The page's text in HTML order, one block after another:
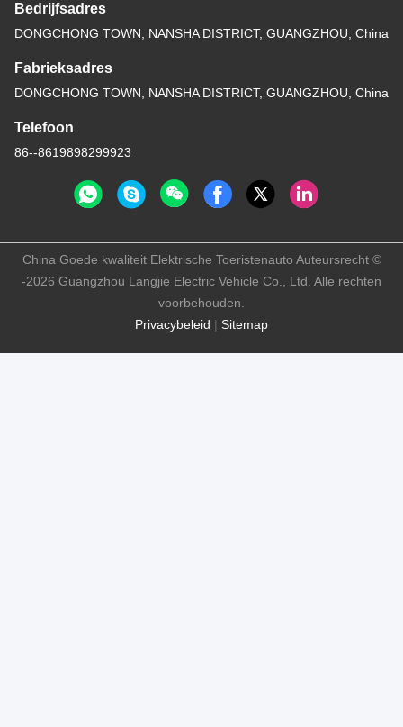
Bedrijfsadres
DONGCHONG TOWN, NANSHA DISTRICT, GUANGZHOU, China
Fabrieksadres
DONGCHONG TOWN, NANSHA DISTRICT, GUANGZHOU, China
Telefoon
86--8619898299923
Privacybeleid | Sitemap
China Goede kwaliteit Elektrische Toeristenauto Auteursrecht ©
-2026 Guangzhou Langjie Electric Vehicle Co., Ltd. Alle rechten
voorbehouden.